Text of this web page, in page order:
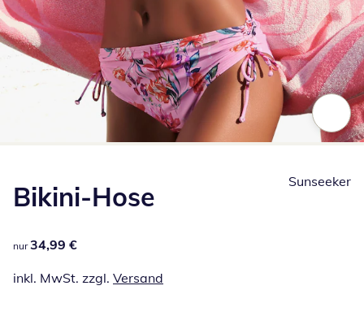
Bikini-Hose
34,99 €
nur 34,99 €
inkl. MwSt. zzgl. Versand
Sunseeker